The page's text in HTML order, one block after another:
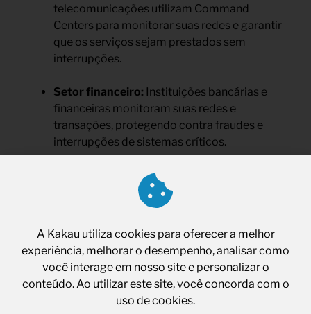
telecomunicações utilizam Command
Centers para monitorar suas redes e garantir
que os serviços sejam prestados sem
interrupções.
Setor financeiro: Instituições bancárias e
financeiras monitoram suas redes e
transações, protegendo contra fraudes e
interrupções de sistemas críticos.
O comércio eletrônico
depende de operações contínuas para
garantir que seus sites e sistemas de
assegurando uma experiência fluida para os
clientes.
A Kakau utiliza cookies para oferecer a melhor
experiência, melhorar o desempenho, analisar como
você interage em nosso site e personalizar o
conteúdo. Ao utilizar este site, você concorda com o
uso de cookies.